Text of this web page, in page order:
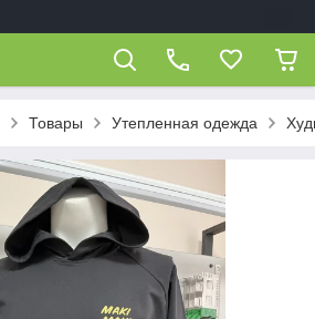
Товары Утепленная одежда